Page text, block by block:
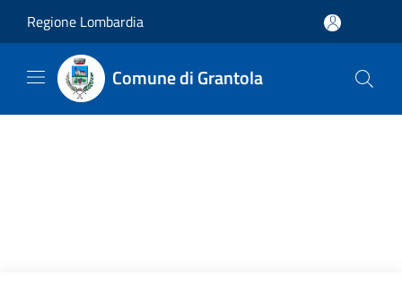
Regione Lombardia
Comune di Grantola